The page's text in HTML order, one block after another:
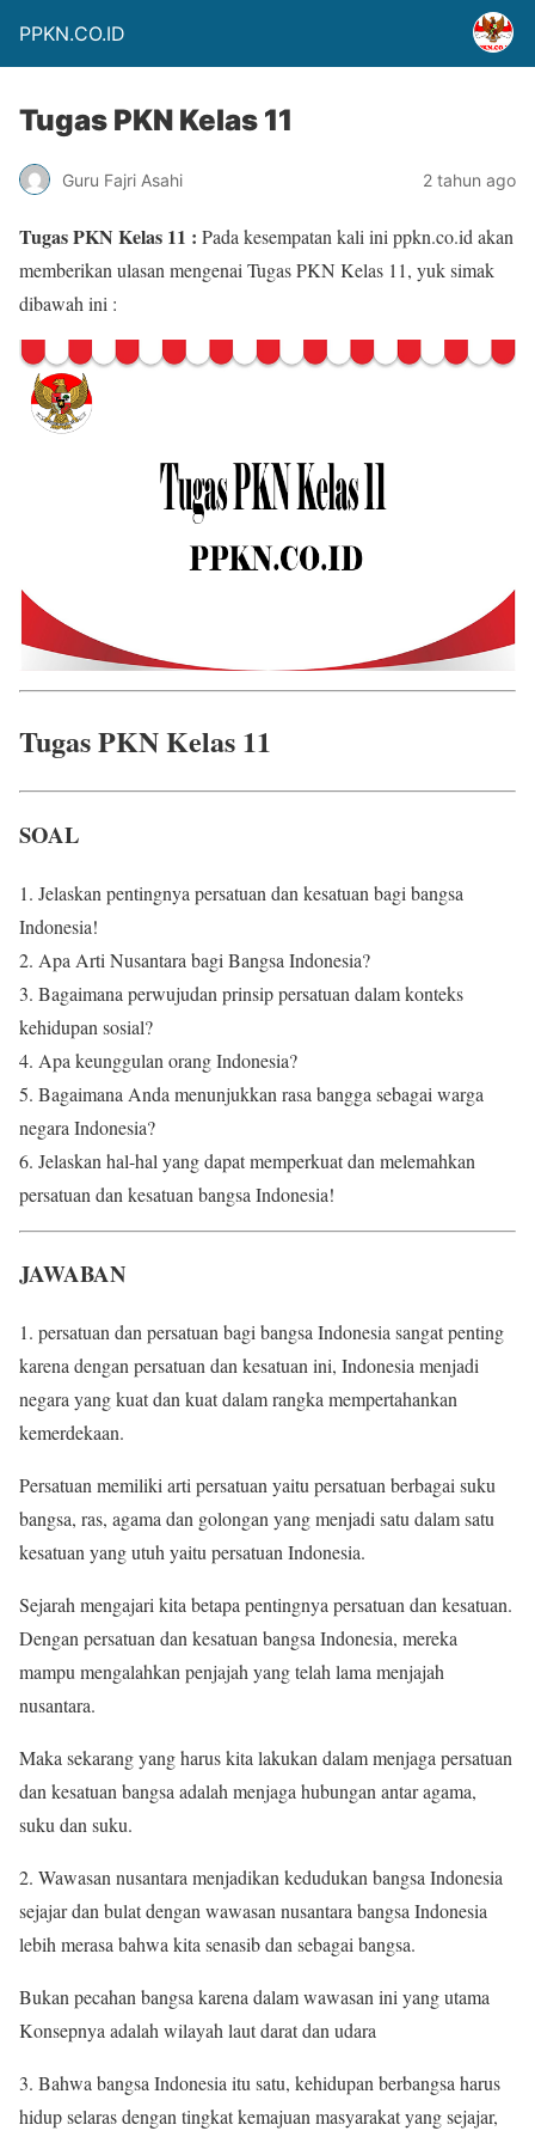
PPKN.CO.ID
Tugas PKN Kelas 11
Guru Fajri Asahi 2 tahun ago
Tugas PKN Kelas 11 : Pada kesempatan kali ini ppkn.co.id akan
memberikan ulasan mengenai Tugas PKN Kelas 11, yuk simak
dibawah ini :
Tugas PKN Kelas 11
SOAL
1. Jelaskan pentingnya persatuan dan kesatuan bagi bangsa
Indonesia!
2. Apa Arti Nusantara bagi Bangsa Indonesia?
3. Bagaimana perwujudan prinsip persatuan dalam konteks
kehidupan sosial?
4. Apa keunggulan orang Indonesia?
5. Bagaimana Anda menunjukkan rasa bangga sebagai warga
negara Indonesia?
6. Jelaskan hal-hal yang dapat memperkuat dan melemahkan
persatuan dan kesatuan bangsa Indonesia!
JAWABAN
1. persatuan dan persatuan bagi bangsa Indonesia sangat penting
karena dengan persatuan dan kesatuan ini, Indonesia menjadi
negara yang kuat dan kuat dalam rangka mempertahankan
kemerdekaan.
Persatuan memiliki arti persatuan yaitu persatuan berbagai suku
bangsa, ras, agama dan golongan yang menjadi satu dalam satu
kesatuan yang utuh yaitu persatuan Indonesia.
Sejarah mengajari kita betapa pentingnya persatuan dan kesatuan.
Dengan persatuan dan kesatuan bangsa Indonesia, mereka
mampu mengalahkan penjajah yang telah lama menjajah
nusantara.
Maka sekarang yang harus kita lakukan dalam menjaga persatuan
dan kesatuan bangsa adalah menjaga hubungan antar agama,
suku dan suku.
2. Wawasan nusantara menjadikan kedudukan bangsa Indonesia
sejajar dan bulat dengan wawasan nusantara bangsa Indonesia
lebih merasa bahwa kita senasib dan sebagai bangsa.
Bukan pecahan bangsa karena dalam wawasan ini yang utama
Konsepnya adalah wilayah laut darat dan udara
3. Bahwa bangsa Indonesia itu satu, kehidupan berbangsa harus
hidup selaras dengan tingkat kemajuan masyarakat yang sejajar,